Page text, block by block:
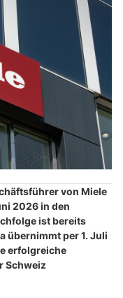
von Miele
2026 in den
ist bereits
übernimmt per 1. Juli
erfolgreiche
Schweiz